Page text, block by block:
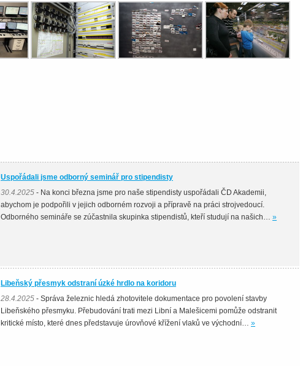
Uspořádali jsme odborný seminář pro stipendisty
30.4.2025 - Na konci března jsme pro naše stipendisty uspořádali ČD Akademii,
abychom je podpořili v jejich odborném rozvoji a přípravě na práci strojvedoucí.
Odborného semináře se zúčastnila skupinka stipendistů, kteří studují na našich… »
Libeňský přesmyk odstraní úzké hrdlo na koridoru
28.4.2025 - Správa železnic hledá zhotovitele dokumentace pro povolení stavby
Libeňského přesmyku. Přebudování trati mezi Libní a Malešicemi pomůže odstranit
kritické místo, které dnes představuje úrovňové křížení vlaků ve východní… »